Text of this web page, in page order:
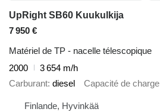
UpRight SB60 Kuukulkija
7 950 €
Matériel de TP - nacelle télescopique
2000
3 654 m/h
Carburant diesel Capacité de charge
Finlande, Hyvinkää